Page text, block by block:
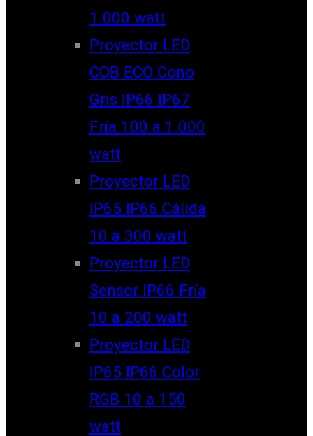
1.000 watt
Proyector LED
COB ECO Cono
Gris IP66 IP67
Fría 100 a 1.000
watt
Proyector LED
IP65 IP66 Cálida
10 a 300 watt
Proyector LED
Sensor IP66 Fría
10 a 200 watt
Proyector LED
IP65 IP66 Color
RGB 10 a 150
watt